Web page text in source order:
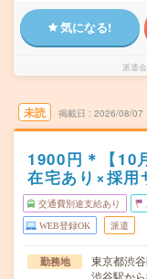
気になる!
派遣
未読 掲載日 2026/08/07
1900円＊【10
在宅あり×採用
交通費別途支給あり
WEB登録OK 派遣
勤務地
東京都渋
渋谷駅か